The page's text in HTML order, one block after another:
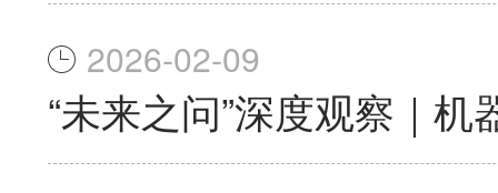
2026-02-09
“未来之问”深度观察｜机